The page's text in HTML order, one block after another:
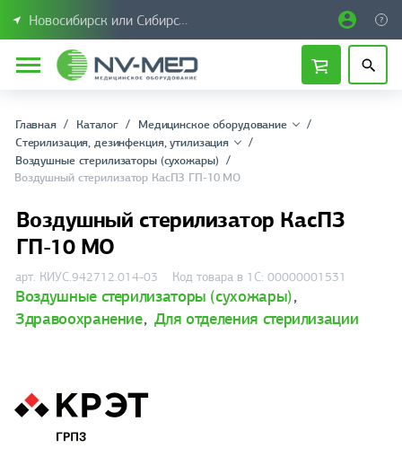
Новосибирск или Сибирский федеральный округ
Главная Каталог
Медицинское оборудование
Стерилизация, дезинфекция, утилизация
Воздушные стерилизаторы (сухожары)
Воздушный стерилизатор КасПЗ ГП-10 МО
Воздушный стерилизатор КасПЗ
ГП-10 МО
арт. КИУС.942712.014-03 Код товара в 1С: 00000001531
Воздушные стерилизаторы (сухожары),
Здравоохранение, Для отделения стерилизации